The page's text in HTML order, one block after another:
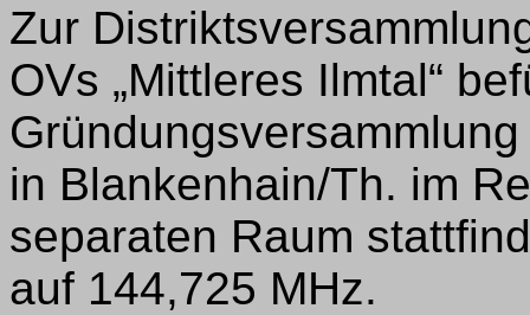
Zur
OVs „Mittleres Ilmtal“
in Blankenhain/Th. im
separaten Raum
auf 144,725 MHz.